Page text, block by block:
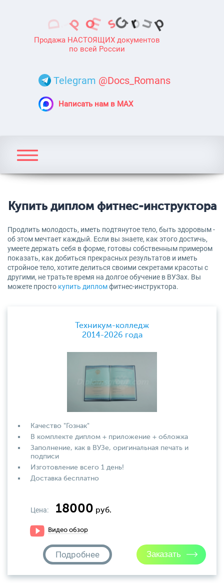
Продажа НАСТОЯЩИХ документов
по всей России
Telegram @Docs_Romans
Написать нам в MAX
Купить диплом фитнес-инструктора
Продлить молодость, иметь подтянутое тело, быть здоровым -
об этом мечтает каждый. Если вы знаете, как этого достичь,
умеете держать себя в форме, готовы собственным примером
показать, как добиться прекрасных результатов и иметь
стройное тело, хотите делиться своими секретами красоты с
другими, не тратьте время на долгое обучение в ВУЗах. Вы
можете просто купить дипломфитнес-инструктора.
Техникум-колледж
2014-2026 года
Качество "Гознак"
В комплекте диплом + приложение + обложка
Заполнение, как в ВУЗе, оригинальная печать и
подписи
Изготовление всего 1 день!
Доставка бесплатно
Цена: 18000 руб.
Видео обзор
Подробнее